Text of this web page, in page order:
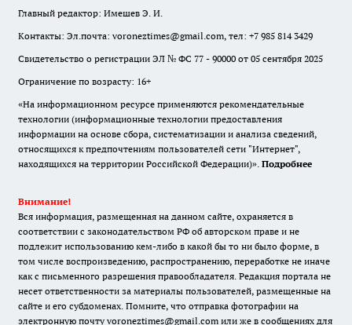
Главный редактор: Имешев Э. И.
Контакты: Эл.почта: voroneztimes@gmail.com, тел: +7 985 814 3429
Свидетельство о регистрации ЭЛ № ФС 77 - 90000 от 05 сентября 2025
Ограничение по возрасту: 16+
«На информационном ресурсе применяются рекомендательные
технологии (информационные технологии предоставления
информации на основе сбора, систематизации и анализа сведений,
относящихся к предпочтениям пользователей сети "Интернет",
находящихся на территории Российской Федерации)». Подробнее
Внимание!
Вся информация, размещенная на данном сайте, охраняется в
соответствии с законодательством РФ об авторском праве и не
подлежит использованию кем-либо в какой бы то ни было форме, в
том числе воспроизведению, распространению, переработке не иначе
как с письменного разрешения правообладателя. Редакция портала не
несет ответственности за материалы пользователей, размещенные на
сайте и его субдоменах. Помните, что отправка фотографии на
электронную почту voroneztimes@gmail.com или же в сообщениях для